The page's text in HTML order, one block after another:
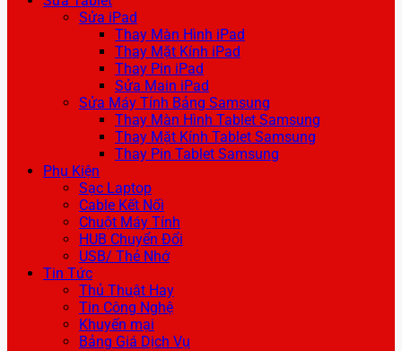
Sửa iPad
Thay Màn Hình iPad
Thay Mặt Kính iPad
Thay Pin iPad
Sửa Main iPad
Sửa Máy Tính Bảng Samsung
Thay Màn Hình Tablet Samsung
Thay Mặt Kính Tablet Samsung
Thay Pin Tablet Samsung
Phụ Kiện
Sạc Laptop
Cable Kết Nối
Chuột Máy Tính
HUB Chuyển Đổi
USB/ Thẻ Nhớ
Tin Tức
Thủ Thuật Hay
Tin Công Nghệ
Khuyến mại
Bảng Giá Dịch Vụ